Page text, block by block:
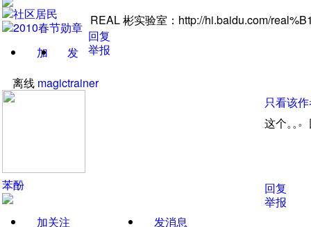
加
发
REAL彬实验室 ： http://hi.baidu.com/
回复
举报
离线 magictrainer
苯酚
加关注 发消息
只看该
这个。。。
回复
举报